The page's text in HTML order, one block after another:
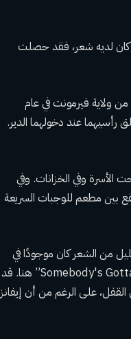
كان لديه شعر، فقد حصلت
ولاية فيرمونت في عام
عند دخولهما الدير.
الأسرة وفي الخزانات. وفي
بين مطعم للوجبات السريعة
من الشعر كان موجودًا في
عائلتها منذ أجيال. قام الشخصية التليفزيونية مايك رو بتصوير حلقة من برنامج “Somebody's Gotta Do It” هنا. قد
على الرغم من أن إيفانز